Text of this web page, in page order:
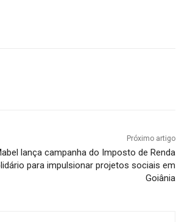
Próximo artigo
lança campanha do Imposto de Renda
para impulsionar projetos sociais em
Goiânia